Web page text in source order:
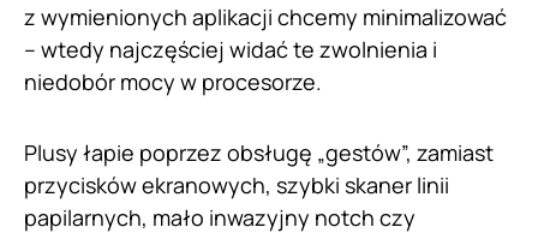
z wymienionych aplikacji chcemy minimalizować
– wtedy najczęściej widać te zwolnienia i
niedobór mocy w procesorze.
Plusy łapie poprzez obsługę „gestów”, zamiast
przycisków ekranowych, szybki skaner linii
papilarnych, mało inwazyjny notch czy